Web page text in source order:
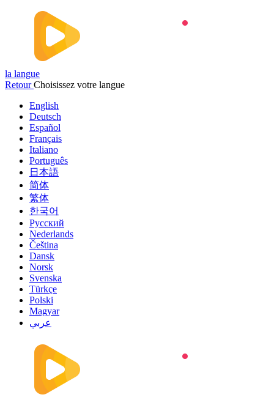
la langue
Retour Choisissez votre langue
English
Deutsch
Español
Français
Italiano
Português
日本語
简体
繁体
한국어
Русский
Nederlands
Čeština
Dansk
Norsk
Svenska
Türkçe
Polski
Magyar
عربي